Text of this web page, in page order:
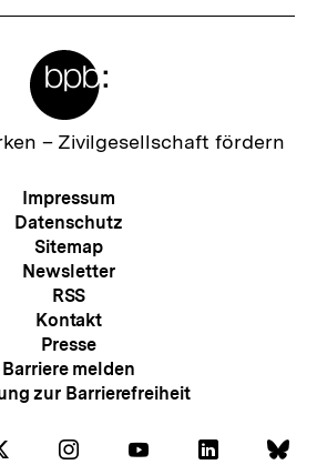
– Zivilgesellschaft fördern
Meta-
Navigation
Impressum
Datenschutz
Sitemap
Newsletter
RSS
Kontakt
Presse
Barriere melden
zur Barrierefreiheit
Folgen
Auf
Folgen Folgen